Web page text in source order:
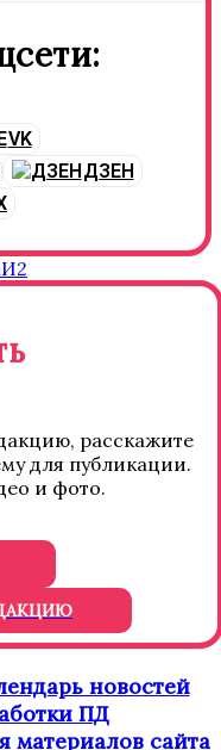
VK
ДЗЕН
расскажите
для публикации.
и фото.
новостей
ПД
материалов сайта